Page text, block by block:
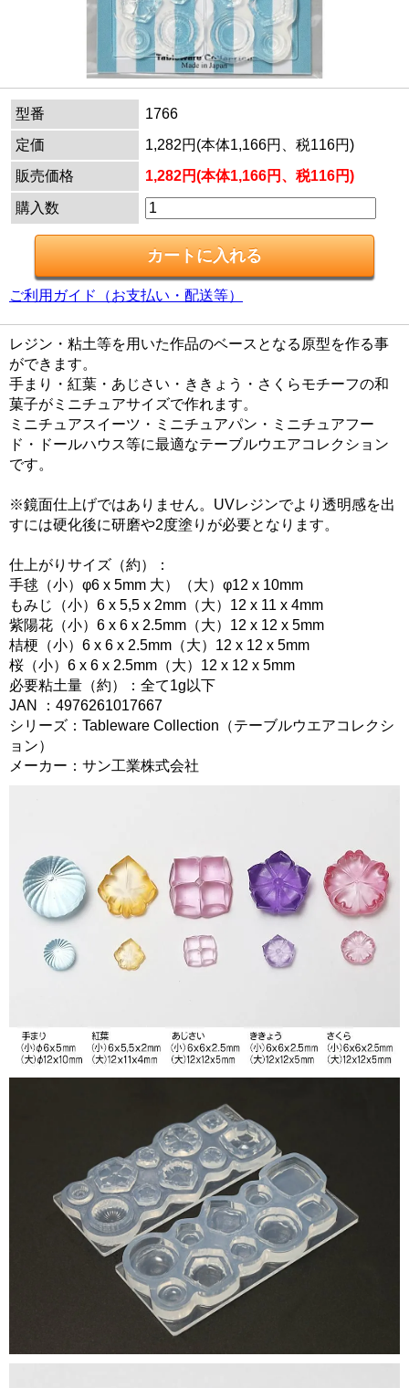
型番
1766
定価
1,282円(本体1,166円、税116円)
販売価格
1,282円(本体1,166円、税116円)
購入数
ご利用ガイド（お支払い・配送等）
レジン・粘土等を用いた作品のベースとなる原型を作る事
ができます。
手まり・紅葉・あじさい・ききょう・さくらモチーフの和
菓子がミニチュアサイズで作れます。
ミニチュアスイーツ・ミニチュアパン・ミニチュアフー
ド・ドールハウス等に最適なテーブルウエアコレクション
です。
※鏡面仕上げではありません。UVレジンでより透明感を出
すには硬化後に研磨や2度塗りが必要となります。
仕上がりサイズ（約）：
手毬（小）φ6 x 5mm 大）（大）φ12 x 10mm
もみじ（小）6 x 5,5 x 2mm（大）12 x 11 x 4mm
紫陽花（小）6 x 6 x 2.5mm（大）12 x 12 x 5mm
桔梗（小）6 x 6 x 2.5mm（大）12 x 12 x 5mm
桜（小）6 x 6 x 2.5mm（大）12 x 12 x 5mm
必要粘土量（約）：全て1g以下
JAN ：4976261017667
シリーズ：Tableware Collection（テーブルウエアコレクシ
ョン）
メーカー：サン工業株式会社